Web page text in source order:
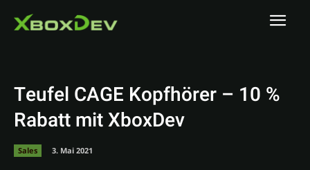
Teufel CAGE Kopfhörer – 10 %
Rabatt mit XboxDev
Sales 3. Mai 2021